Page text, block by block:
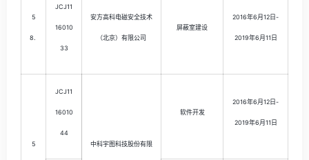
5
8.
JCJ11
16010
33
安方高科电磁安全技术
（北京）有限公司
屏蔽室建设
2016年6月12日-
2019年6月11日
5
JCJ11
16010
44
中科宇图科技股份有限
软件开发
2016年6月12日-
2019年6月11日